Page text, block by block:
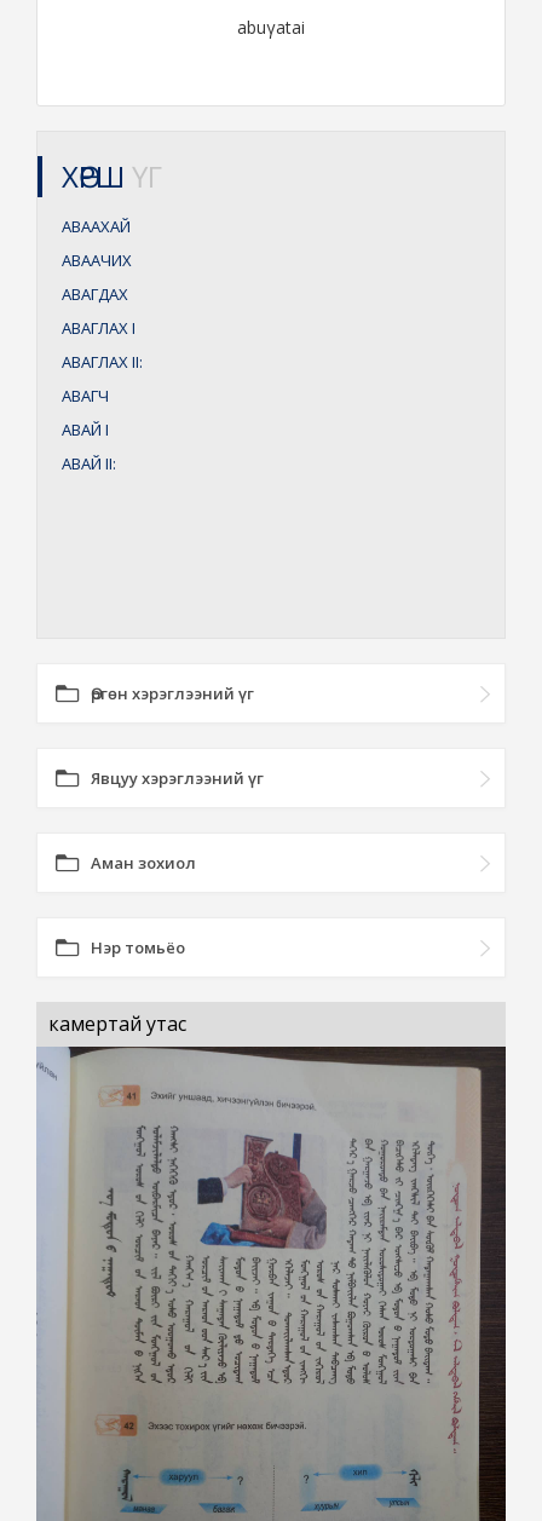
abuγatai
ХӨРШ ҮГ
АВААХАЙ
АВААЧИХ
АВАГДАХ
АВАГЛАХI
АВАГЛАХII:
АВАГЧ
АВАЙ I
АВАЙ II:
Өргөн хэрэглээний үг
Явцуу хэрэглээний үг
Аман зохиол
Нэр томьёо
камертай утас